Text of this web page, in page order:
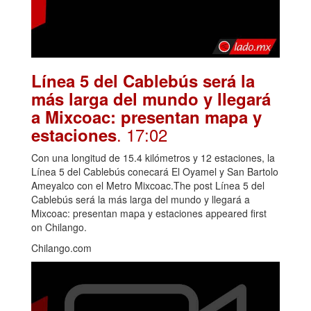
Línea 5 del Cablebús será la
más larga del mundo y llegará
a Mixcoac: presentan mapa y
estaciones. 17:02
Con una longitud de 15.4 kilómetros y 12 estaciones, la
Línea 5 del Cablebús conecará El Oyamel y San Bartolo
Ameyalco con el Metro Mixcoac.The post Línea 5 del
Cablebús será la más larga del mundo y llegará a
Mixcoac: presentan mapa y estaciones appeared first
on Chilango.
Chilango.com